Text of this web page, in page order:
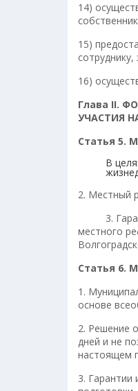
14)
15)
16)
Глава II.
УЧАСТИЯ
Статья 5.
В
2. Местный
3.
местного
Статья 6.
1.
основе
2. Решение
дней и не
настоящем
3. Гарантии